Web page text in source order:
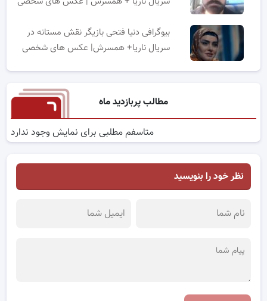
بیوگرافی دنیا فتحی بازیگر نقش مستانه در
سریال ناریا+ همسرش| عکس های شخصی
مطالب پربازدید ماه
متاسفم مطلبی برای نمایش وجود ندارد
نظر خود را بنویسید